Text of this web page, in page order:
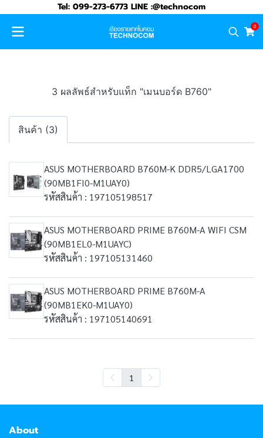
Tel: 099-273-6773 LINE :@technocom
0
3 ผลลัพธ์สำหรับแท็ก "เมนบอร์ด B760"
สินค้า (3)
ASUS MOTHERBOARD B760M-K DDR5/LGA1700
(90MB1FI0-M1UAY0)
รหัสสินค้า : 197105198517
ASUS MOTHERBOARD PRIME B760M-A WIFI CSM
(90MB1EL0-M1UAYC)
รหัสสินค้า : 197105131460
ASUS MOTHERBOARD PRIME B760M-A
(90MB1EK0-M1UAY0)
รหัสสินค้า : 197105140691
1
About